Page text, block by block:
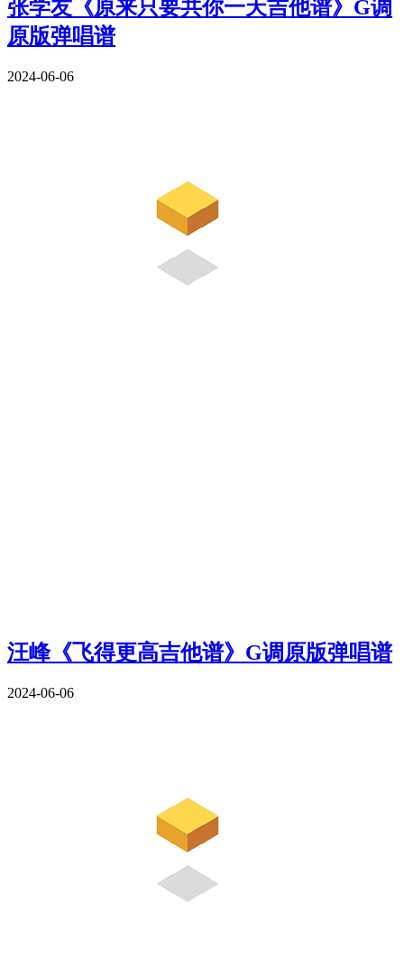
张学友《原来只要共你一天吉他谱》G调
原版弹唱谱
2024-06-06
汪峰《飞得更高吉他谱》G调原版弹唱谱
2024-06-06